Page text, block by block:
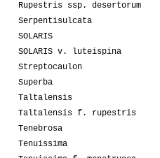
Rupestris ssp. desertorum
Serpentisulcata
SOLARIS
SOLARIS v. luteispina
Streptocaulon
Superba
Taltalensis
Taltalensis f. rupestris
Tenebrosa
Tenuissima